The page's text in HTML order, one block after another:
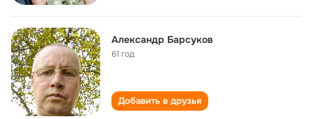
Александр Барсуков
61 год
Добавить в друзья